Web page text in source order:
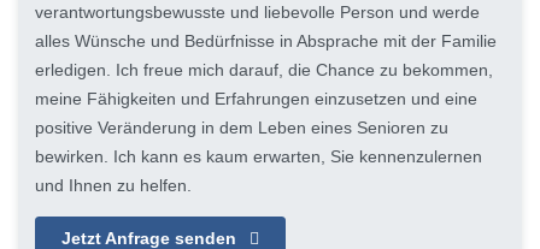
verantwortungsbewusste und liebevolle Person und werde
alles Wünsche und Bedürfnisse in Absprache mit der Familie
erledigen. Ich freue mich darauf, die Chance zu bekommen,
meine Fähigkeiten und Erfahrungen einzusetzen und eine
positive Veränderung in dem Leben eines Senioren zu
bewirken. Ich kann es kaum erwarten, Sie kennenzulernen
und Ihnen zu helfen.
Jetzt Anfrage senden